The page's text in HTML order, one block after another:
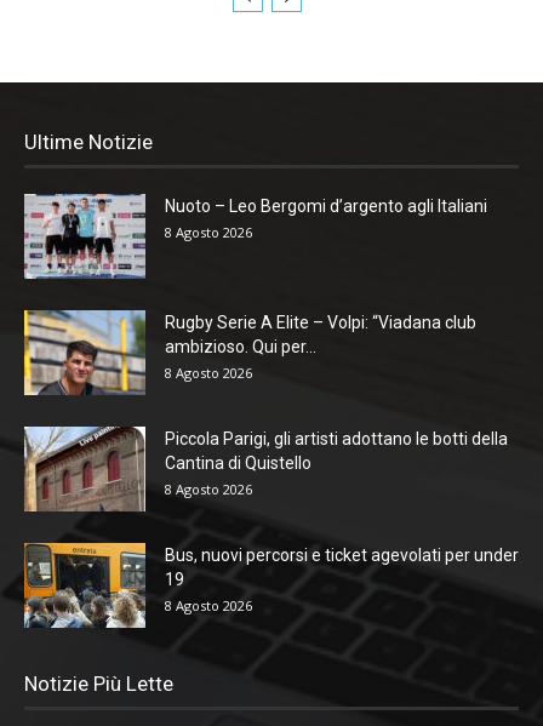
Ultime Notizie
Nuoto – Leo Bergomi d’argento agli Italiani
8 Agosto 2026
Rugby Serie A Elite – Volpi: “Viadana club
ambizioso. Qui per...
8 Agosto 2026
Piccola Parigi, gli artisti adottano le botti della
Cantina di Quistello
8 Agosto 2026
Bus, nuovi percorsi e ticket agevolati per under
19
8 Agosto 2026
Notizie Più Lette